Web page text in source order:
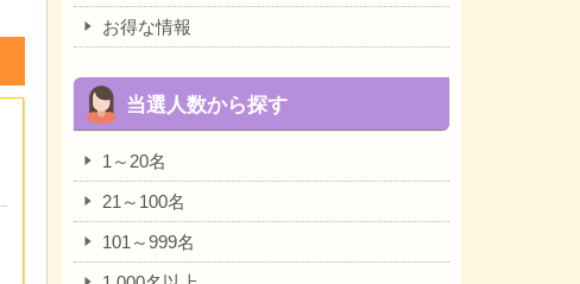
お得な情報
当選人数から探す
1～20名
21～100名
101～999名